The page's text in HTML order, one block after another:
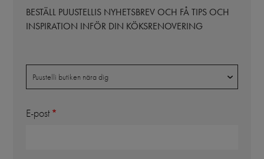
BESTÄLL PUUSTELLIS NYHETSBREV OCH FÅ TIPS OCH
INSPIRATION INFÖR DIN KÖKSRENOVERING
Puustelli butiken nära dig
E-post